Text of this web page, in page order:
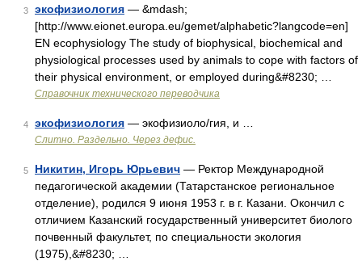
3 экофизиология — &mdash;
[http://www.eionet.europa.eu/gemet/alphabetic?langcode=en]
EN ecophysiology The study of biophysical, biochemical and
physiological processes used by animals to cope with factors of
their physical environment, or employed during&#8230; …
Справочник технического переводчика
4 экофизиология — экофизиоло/гия, и …
Слитно. Раздельно. Через дефис.
5 Никитин, Игорь Юрьевич — Ректор Международной
педагогической академии (Татарстанское региональное
отделение), родился 9 июня 1953 г. в г. Казани. Окончил с
отличием Казанский государственный университет биолого
почвенный факультет, по специальности экология
(1975),&#8230; …